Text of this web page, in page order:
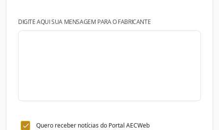
DIGITE AQUI SUA MENSAGEM PARA O FABRICANTE
Quero receber notícias do Portal AECWeb